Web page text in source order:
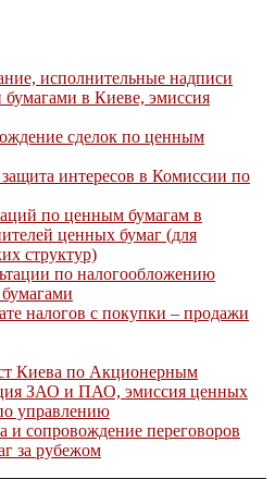
исполнительные надписи
в Киеве, эмиссия
сделок по ценным
интересов в Комиссии по
по ценным бумагам в
ценных бумаг (для
структур)
по налогообложению
налогов с покупки – продажи
Киева по Акционерным
ЗАО и ПАО, эмиссия ценных
управлению
и сопровождение переговоров
за рубежом